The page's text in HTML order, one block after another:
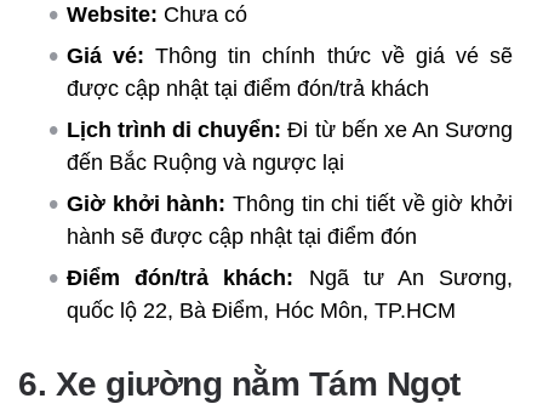
Website: Chưa có
Giá vé: Thông tin chính thức về giá vé sẽ
được cập nhật tại điểm đón/trả khách
Lịch trình di chuyển: Đi từ bến xe An Sương
đến Bắc Ruộng và ngược lại
Giờ khởi hành: Thông tin chi tiết về giờ khởi
hành sẽ được cập nhật tại điểm đón
Điểm đón/trả khách: Ngã tư An Sương,
quốc lộ 22, Bà Điểm, Hóc Môn, TP.HCM
6. Xe giường nằm Tám Ngọt